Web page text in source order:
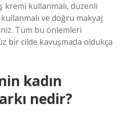
kremi kullanmalı, düzenli
ve doğru makyaj
Tüm bu önlemleri
bir cilde kavuşmada oldukça
kadın
nedir?